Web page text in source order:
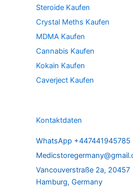
Steroide Kaufen
Crystal Meths Kaufen
MDMA Kaufen
Cannabis Kaufen
Kokain Kaufen
Caverject Kaufen
Kontaktdaten
WhatsApp +447441945785
Vancouverstraße 2a, 20457
Hamburg, Germany